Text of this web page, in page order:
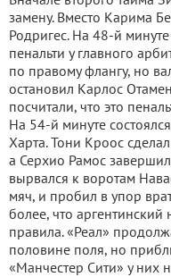
замену. Вместо Карима
Родригес. На 48-й
пенальти у главного
по правому флангу, но
остановил Карлос
посчитали, что это
На 54-й минуте
Харта. Тони Кроос
а Серхио Рамос
вырвался к воротам
мяч, и пробил в упор
более, что
правила. «Реал»
половине поля, но
«Манчестер Сити» у них